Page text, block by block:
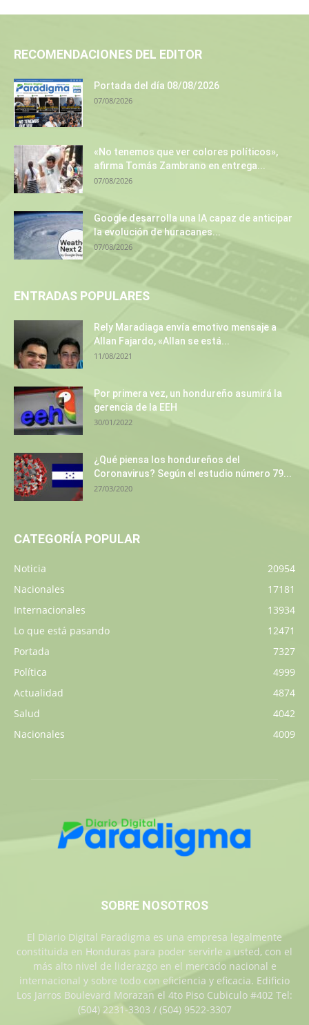
RECOMENDACIONES DEL EDITOR
Portada del día 08/08/2026
07/08/2026
«No tenemos que ver colores políticos»,
afirma Tomás Zambrano en entrega...
07/08/2026
Google desarrolla una IA capaz de anticipar
la evolución de huracanes...
07/08/2026
ENTRADAS POPULARES
Rely Maradiaga envía emotivo mensaje a
Allan Fajardo, «Allan se está...
11/08/2021
Por primera vez, un hondureño asumirá la
gerencia de la EEH
30/01/2022
¿Qué piensa los hondureños del
Coronavirus? Según el estudio número 79...
27/03/2020
CATEGORÍA POPULAR
Noticia
20954
Nacionales
17181
Internacionales
13934
Lo que está pasando
12471
Portada
7327
Política
4999
Actualidad
4874
Salud
4042
Nacionales
4009
SOBRE NOSOTROS
El Diario Digital Paradigma es una empresa legalmente
constituida en Honduras para poder servirle a usted, con el
más alto nivel de liderazgo en el mercado nacional e
internacional y sobre todo con eficiencia y eficacia. Edificio
Los Jarros Boulevard Morazan el 4to Piso Cubiculo #402 Tel:
(504) 2231-3303 / (504) 9522-3307